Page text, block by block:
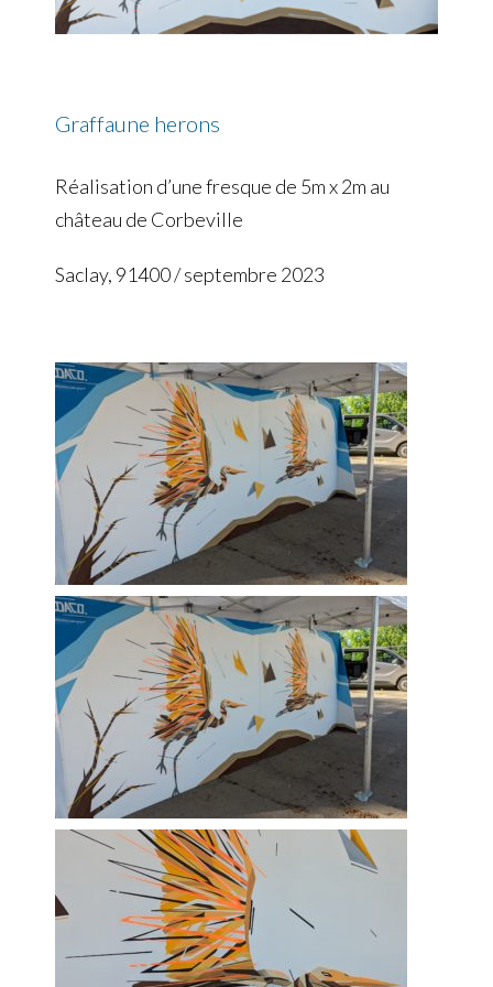
Graffaune herons
Réalisation d’une fresque de 5m x 2m au
château de Corbeville
Saclay, 91400 / septembre 2023